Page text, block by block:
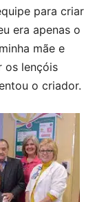
para criar
era apenas o
mãe e
os lençóis
o criador.